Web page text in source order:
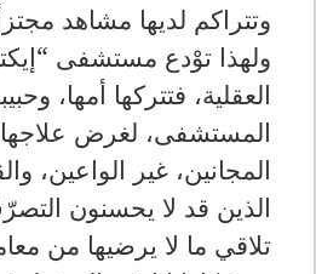
وتتراكم لديها مشاهد
ولهذا توْدع مستشفى
العقلية، فتتركها أمها،
المستشفى، لغرض
المجانين، غير الواعين،
الذين قد لا يحسنون
تلاقي ما لا يرضيها من